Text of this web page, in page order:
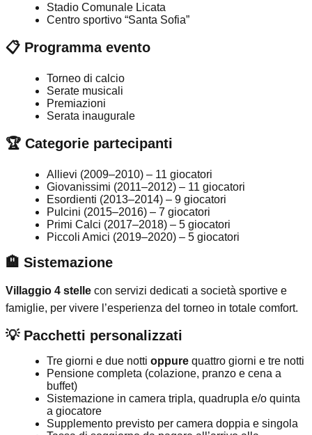
Stadio Comunale Licata
Centro sportivo “Santa Sofia”
📋 Programma evento
Torneo di calcio
Serate musicali
Premiazioni
Serata inaugurale
🏆 Categorie partecipanti
Allievi (2009–2010) – 11 giocatori
Giovanissimi (2011–2012) – 11 giocatori
Esordienti (2013–2014) – 9 giocatori
Pulcini (2015–2016) – 7 giocatori
Primi Calci (2017–2018) – 5 giocatori
Piccoli Amici (2019–2020) – 5 giocatori
🏨 Sistemazione
Villaggio 4 stelle con servizi dedicati a società sportive e
famiglie, per vivere l’esperienza del torneo in totale comfort.
💡 Pacchetti personalizzati
Tre giorni e due nottioppure quattro giorni e tre notti
Pensione completa (colazione, pranzo e cena a
buffet)
Sistemazione in camera tripla, quadrupla e/o quinta
a giocatore
Supplemento previsto per camera doppia e singola